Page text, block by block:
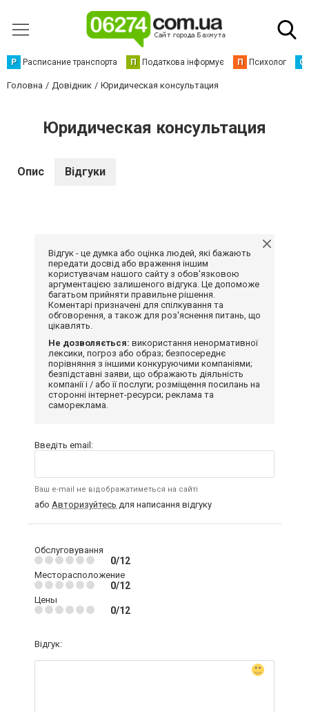
Р Расписание транспорта П Податкова інформує П Психолог С
Головна Довідник Юридическая консультация
Юридическая консультация
Опис Відгуки
Відгук - це думка або оцінка людей, які бажають
передати досвід або враження іншим
користувачам нашого сайту з обов'язковою
аргументацією залишеного відгука. Це допоможе
багатьом прийняти правильне рішення.
Коментарі призначені для спілкування та
обговорення, а також для роз'яснення питань, що
цікавлять.
Не дозволяється: використання ненормативної
лексики, погроз або образ; безпосереднє
порівняння з іншими конкуруючими компаніями;
безпідставні заяви, що ображають діяльність
компанії і / або її послуги; розміщення посилань на
сторонні інтернет-ресурси; реклама та
самореклама.
Введіть email:
Ваш e-mail не відображатиметься на сайті
або Авторизуйтесь для написання відгуку
Обслуговування
0/12
Месторасположение
0/12
Цены
0/12
Відгук: